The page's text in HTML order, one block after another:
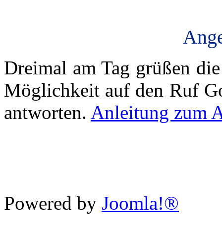
Dreimal am Tag grüßen
Möglichkeit auf den Ruf
antworten. Anleitung zum
Powered by Joomla!®